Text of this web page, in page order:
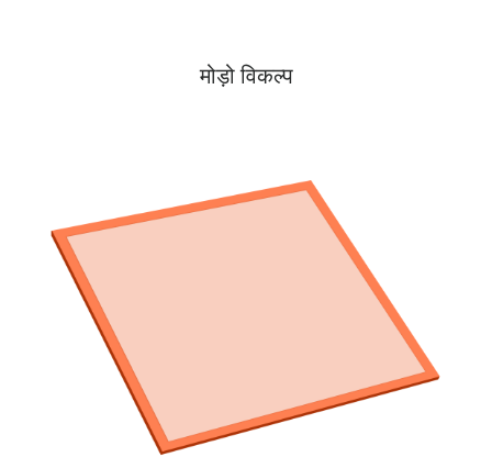
मोड़ो विकल्प